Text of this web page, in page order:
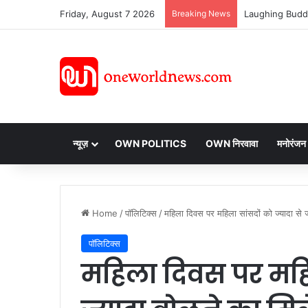
Friday, August 7 2026 Breaking News
न्यूज़ OWN POLITICS OWN निरवावा मनोरंजन
Home /पॉलिटिक्स /महिला दिवस पर महिला सांसदों को ज्यादा से
पॉलिटिक्स
महिला दिवस पर